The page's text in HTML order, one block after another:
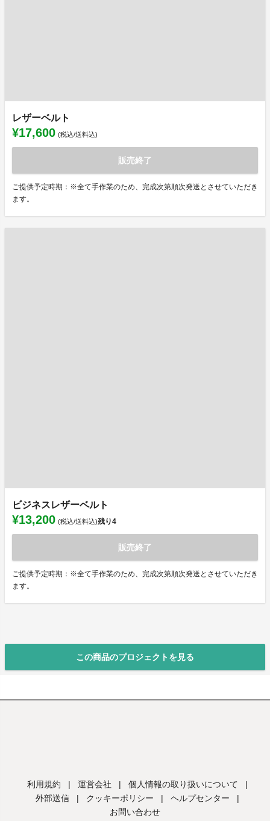
レザーベルト
¥17,600 (税込/送料込)
販売終了
ご提供予定時期：※全て手作業のため、完成次第順次発送とさせていただき
ます。
ビジネスレザーベルト
¥13,200 (税込/送料込)残り4
販売終了
ご提供予定時期：※全て手作業のため、完成次第順次発送とさせていただき
ます。
この商品のプロジェクトを見る
利用規約 | 運営会社 | 個人情報の取り扱いについて
|
外部送信
| クッキーポリシー | ヘルプセンター
|
お問い合わせ